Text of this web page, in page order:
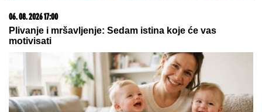
"RODI MI JOŠ JEDNU BEBU",slavni glumac (68)
predložio supruzi (42) da dobiju OSMO DETE - njena
reakcija je hit: Za 9 godina dočekali su 4 SINA I 3
ĆERKE, ali on ne želi da se zaustavi